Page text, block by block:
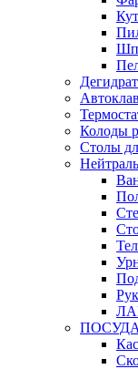
Колоды
Столы
ПОСУДА